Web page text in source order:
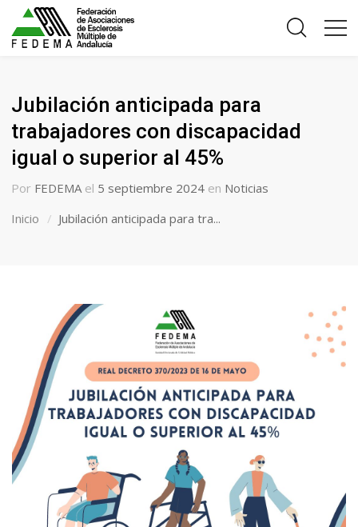
Jubilación anticipada para
trabajadores con discapacidad
igual o superior al 45%
Por FEDEMA el 5 septiembre 2024 en Noticias
Inicio
Jubilación anticipada para tra...